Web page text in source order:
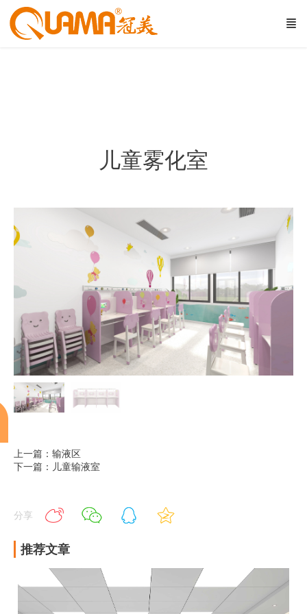
儿童雾化室
上一篇：输液区
下一篇：儿童输液室
分享
推荐文章